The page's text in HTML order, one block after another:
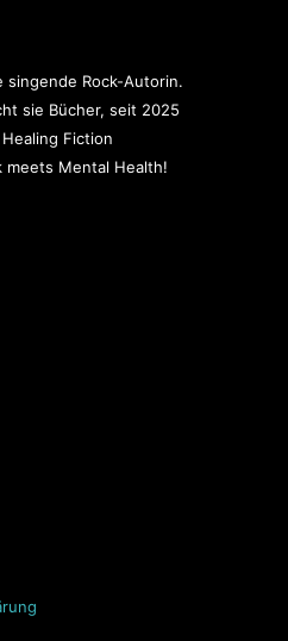
singende Rock-Autorin.
sie Bücher, seit 2025
Fiction
meets Mental Health!